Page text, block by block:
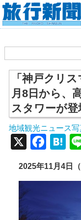
「神戸クリ
月8日から、
スタワーが登
地域観光ニュース
X
2025年11月4日